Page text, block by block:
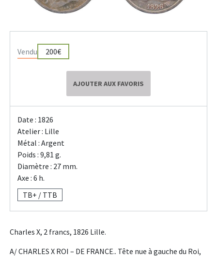
Vendu 200€
AJOUTER AUX FAVORIS
Date : 1826
Atelier : Lille
Métal : Argent
Poids : 9,81 g.
Diamètre : 27 mm.
Axe : 6 h.
TB+ / TTB
Charles X, 2 francs, 1826 Lille.
A/ CHARLES X ROI – DE FRANCE.. Tête nue à gauche du Roi,